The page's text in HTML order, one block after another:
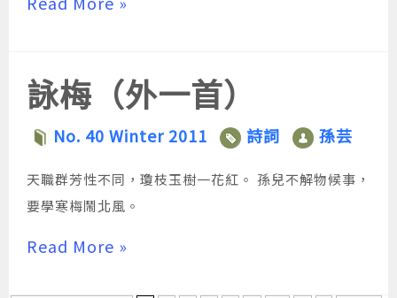
詠梅（外一首）
No. 40 Winter 2011 詩詞 孫芸
天職群芳性不同，瓊枝玉樹一花紅。 孫兒不解物候事，
要學寒梅鬧北風。
Read More »